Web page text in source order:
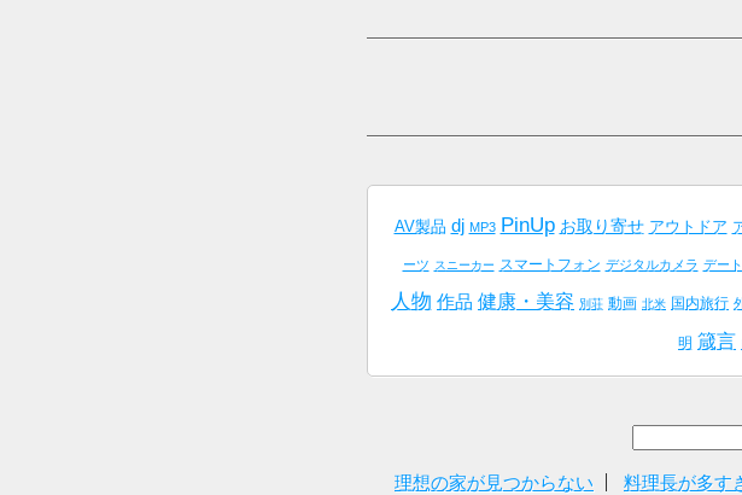
AV製品 dj MP3 PinUp お取り寄せ アウトドア
ーツ スニーカー スマートフォン デジタルカメラ デート
人物 作品 健康・美容 別荘 動画 北米 国内旅行
明 箴言
理想の家が見つからない 料理長が多す